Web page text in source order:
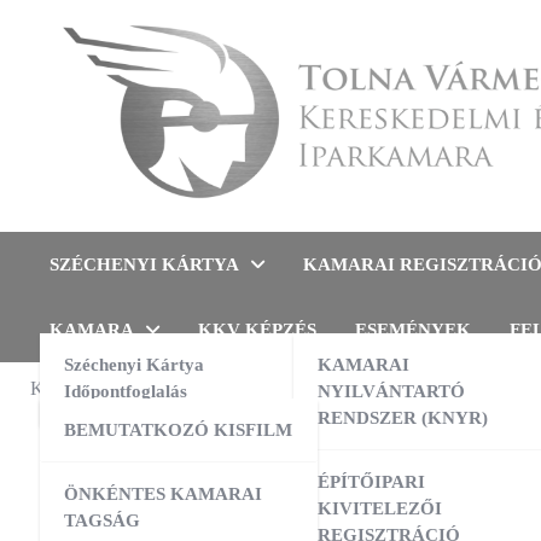
Tolna Vármegyei
SZÉCHENYI KÁRTYA
Széchenyi Kártya
Időpontfoglalás
KAMARAI REGISZTRÁCIÓ
KAMARAI
NYILVÁNTARTÓ
RENDSZER (KNYR)
ÉPÍTŐIPARI
KIVITELEZŐI
REGISZTRÁCIÓ
KAMARA
BEMUTATKOZÓ KISFILM
ÖNKÉNTES KAMARAI
TAGSÁG
KKV KÉPZÉS ESEMÉNYEK
KAMARAI ESEMÉNYEK
AI a nyelvtanulás szolgálatában –
gyakorlati workshop